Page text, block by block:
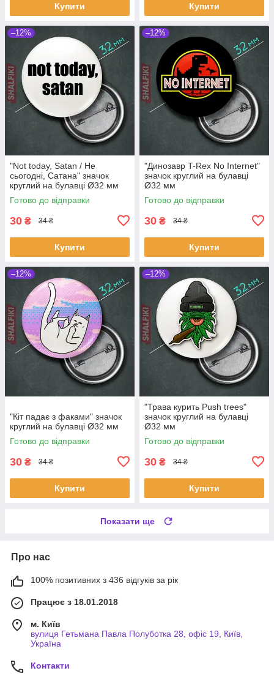
Купити Купити
–12%
"Not today, Satan / Не
сьогодні, Сатана" значок
круглий на булавці Ø32 мм
Готово до відправки
30 ₴ 34 ₴
Купити
–12%
"Динозавр T-Rex No Internet"
значок круглий на булавці
Ø32 мм
Готово до відправки
30 ₴ 34 ₴
Купити
–12%
"Кіт падає з факами" значок
круглий на булавці Ø32 мм
Готово до відправки
30 ₴ 34 ₴
Купити
–12%
"Трава курить Push trees"
значок круглий на булавці
Ø32 мм
Готово до відправки
30 ₴ 34 ₴
Купити
Показати ще
Про нас
100% позитивних з 436 відгуків за рік
Працює з 18.01.2018
м. Київ
вулиця Гетьмана Павла Полуботка 28, офіс 19, Київ,
Україна
Контакти